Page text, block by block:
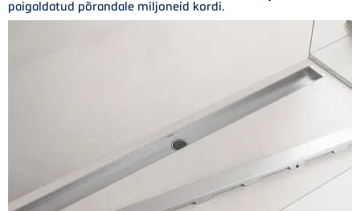
paigaldatud põrandale miljoneid kordi.